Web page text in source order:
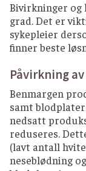
Bivirkninger og
grad. Det er
sykepleier
finner beste
Påvirkning
Benmargen
samt
nedsatt
reduseres.
(lavt antall
neseblødning